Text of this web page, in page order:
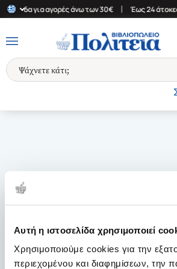
Αυτή η ιστοσελίδα χρησιμοποιεί
Χρησιμοποιούμε cookies για την
περιεχομένου και διαφημίσεων, την
για αγορές άνω των 30€ Έως 24